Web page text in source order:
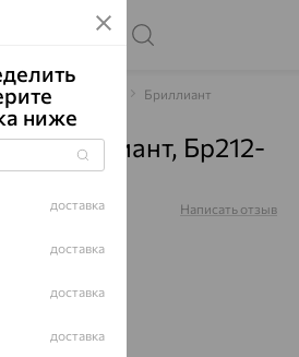
декоративные Бриллиант
бриллиант, Бр212-
Написать отзыв
ниже
доставка
доставка
доставка
доставка